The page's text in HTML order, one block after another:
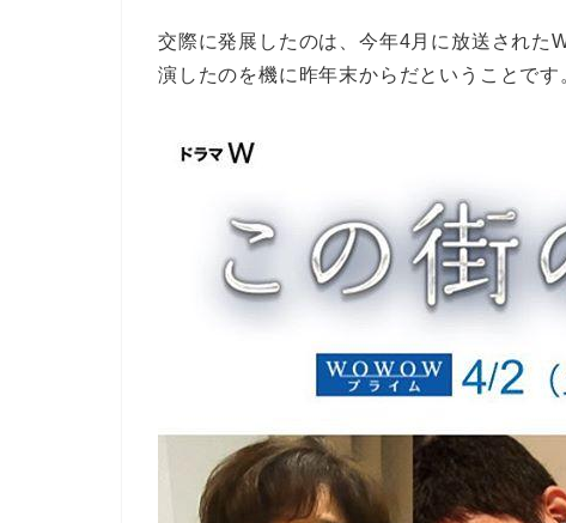
交際に発展したのは、今年4月に放送された
演したのを機に昨年末からだということです